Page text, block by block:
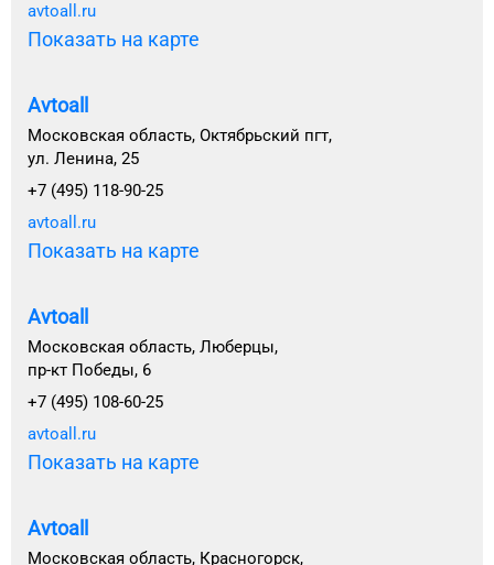
avtoall.ru
Показать на карте
Avtoall
Московская область, Октябрьский пгт,
ул. Ленина, 25
+7 (495) 118-90-25
avtoall.ru
Показать на карте
Avtoall
Московская область, Люберцы,
пр-кт Победы, 6
+7 (495) 108-60-25
avtoall.ru
Показать на карте
Avtoall
Московская область, Красногорск,